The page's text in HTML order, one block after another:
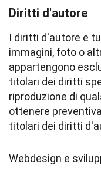
Diritti d'autore
I diritti d'autore e
immagini, foto o
appartengono
titolari dei diritti
riproduzione di
ottenere
titolari dei diritti
Webdesign e